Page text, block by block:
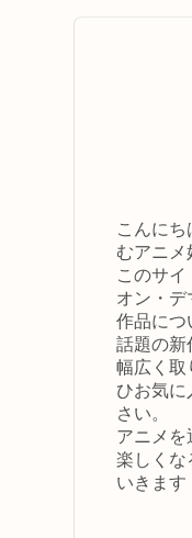
こんに
むアニメ
このサイ
オン・デ
作品につ
話題の新
幅広く取
ひお気に
さい。
アニメを
楽しくな
いきます